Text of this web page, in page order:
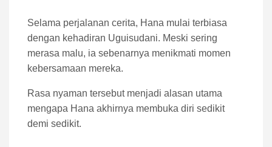
Selama perjalanan cerita, Hana mulai terbiasa
dengan kehadiran Uguisudani. Meski sering
merasa malu, ia sebenarnya menikmati momen
kebersamaan mereka.
Rasa nyaman tersebut menjadi alasan utama
mengapa Hana akhirnya membuka diri sedikit
demi sedikit.